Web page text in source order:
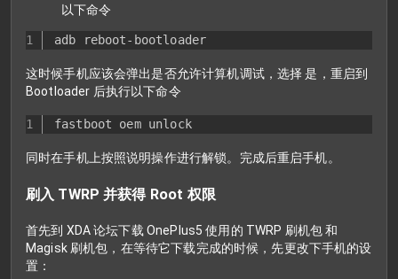
以下命令
adb reboot-bootloader
这时候手机应该会弹出是否允许计算机调试，选择 是，重启到
Bootloader 后执行以下命令
fastboot oem unlock
同时在手机上按照说明操作进行解锁。完成后重启手机。
刷入 TWRP 并获得 Root 权限
首先到 XDA 论坛下载 OnePlus5 使用的 TWRP 刷机包 和
Magisk 刷机包，在等待它下载完成的时候，先更改下手机的设
置：